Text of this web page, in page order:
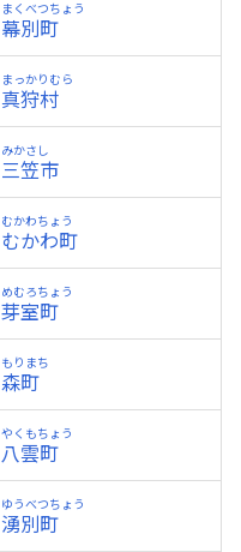
幕別町
まくべつちょう
真狩村
まっかりむら
三笠市
みかさし
むかわ町
むかわちょう
芽室町
めむろちょう
森町
もりまち
八雲町
やくもちょう
湧別町
ゆうべつちょう